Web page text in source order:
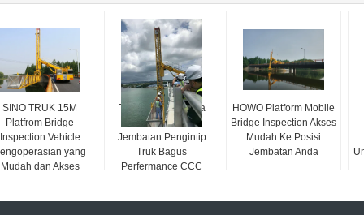
SINO TRUK 15M
Platfrom Bridge
Inspection Vehicle
yang
Mudah dan Akses
Tahan Lama Warna
Kuning Ringan
Jembatan Pengintip
Truk Bagus
Perfermance CCC
HOWO Platform Mobile
Bridge Inspection Akses
Mudah Ke Posisi
Jembatan Anda